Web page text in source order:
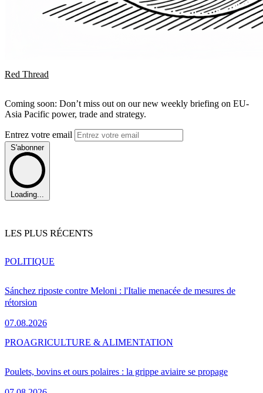
Red Thread
Coming soon: Don’t miss out on our new weekly briefing on EU-
Asia Pacific power, trade and strategy.
Entrez votre email
S'abonner
Loading...
LES PLUS RÉCENTS
Sánchez riposte contre Meloni : l'Italie menacée de mesures de
rétorsion
07.08.2026
POLITIQUE
Poulets, bovins et ours polaires : la grippe aviaire se propage
PROAGRICULTURE & ALIMENTATION